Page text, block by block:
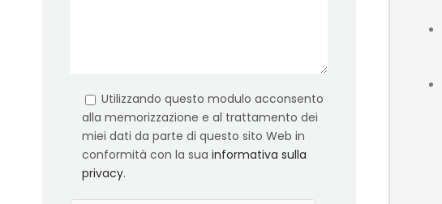
Utilizzando questo modulo acconsento
alla memorizzazione e al trattamento dei
miei dati da parte di questo sito Web in
conformità con la sua informativa sulla
privacy.